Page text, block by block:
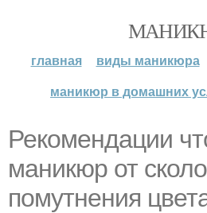
главная виды маникюра
маникюр в домашних
Рекомендации
маникюр от
помутнения